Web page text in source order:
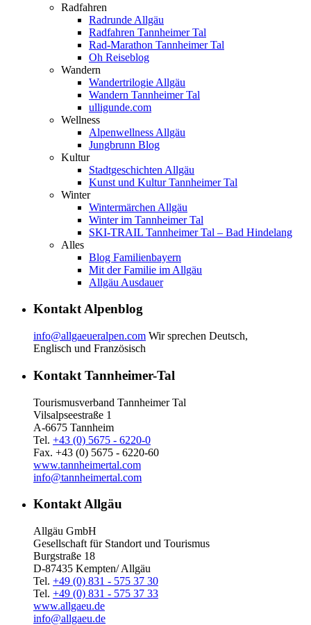
Radfahren
Radrunde Allgäu
Radfahren Tannheimer Tal
Rad-Marathon Tannheimer Tal
Oh Reiseblog
Wandern
Wandertrilogie Allgäu
Wandern Tannheimer Tal
ulligunde.com
Wellness
Alpenwellness Allgäu
Jungbrunn Blog
Kultur
Stadtgeschichten Allgäu
Kunst und Kultur Tannheimer Tal
Winter
Wintermärchen Allgäu
Winter im Tannheimer Tal
SKI-TRAIL Tannheimer Tal – Bad Hindelang
Alles
Blog Familienbayern
Mit der Familie im Allgäu
Allgäu Ausdauer
Kontakt Alpenblog
info@allgaeueralpen.com Wir sprechen Deutsch,
Englisch und Französisch
Kontakt Tannheimer-Tal
Tourismusverband Tannheimer Tal
Vilsalpseestraße 1
A-6675 Tannheim
Tel. +43 (0) 5675 - 6220-0
Fax. +43 (0) 5675 - 6220-60
www.tannheimertal.com
info@tannheimertal.com
Kontakt Allgäu
Allgäu GmbH
Gesellschaft für Standort und Tourismus
Burgstraße 18
D-87435 Kempten/ Allgäu
Tel. +49 (0) 831 - 575 37 30
Tel. +49 (0) 831 - 575 37 33
www.allgaeu.de
info@allgaeu.de